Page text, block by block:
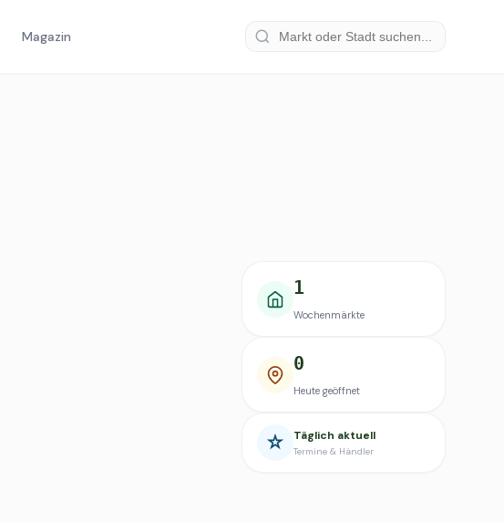
Magazin
1
Wochenmärkte
0
Heute geöffnet
Täglich aktuell
Termine & Händler